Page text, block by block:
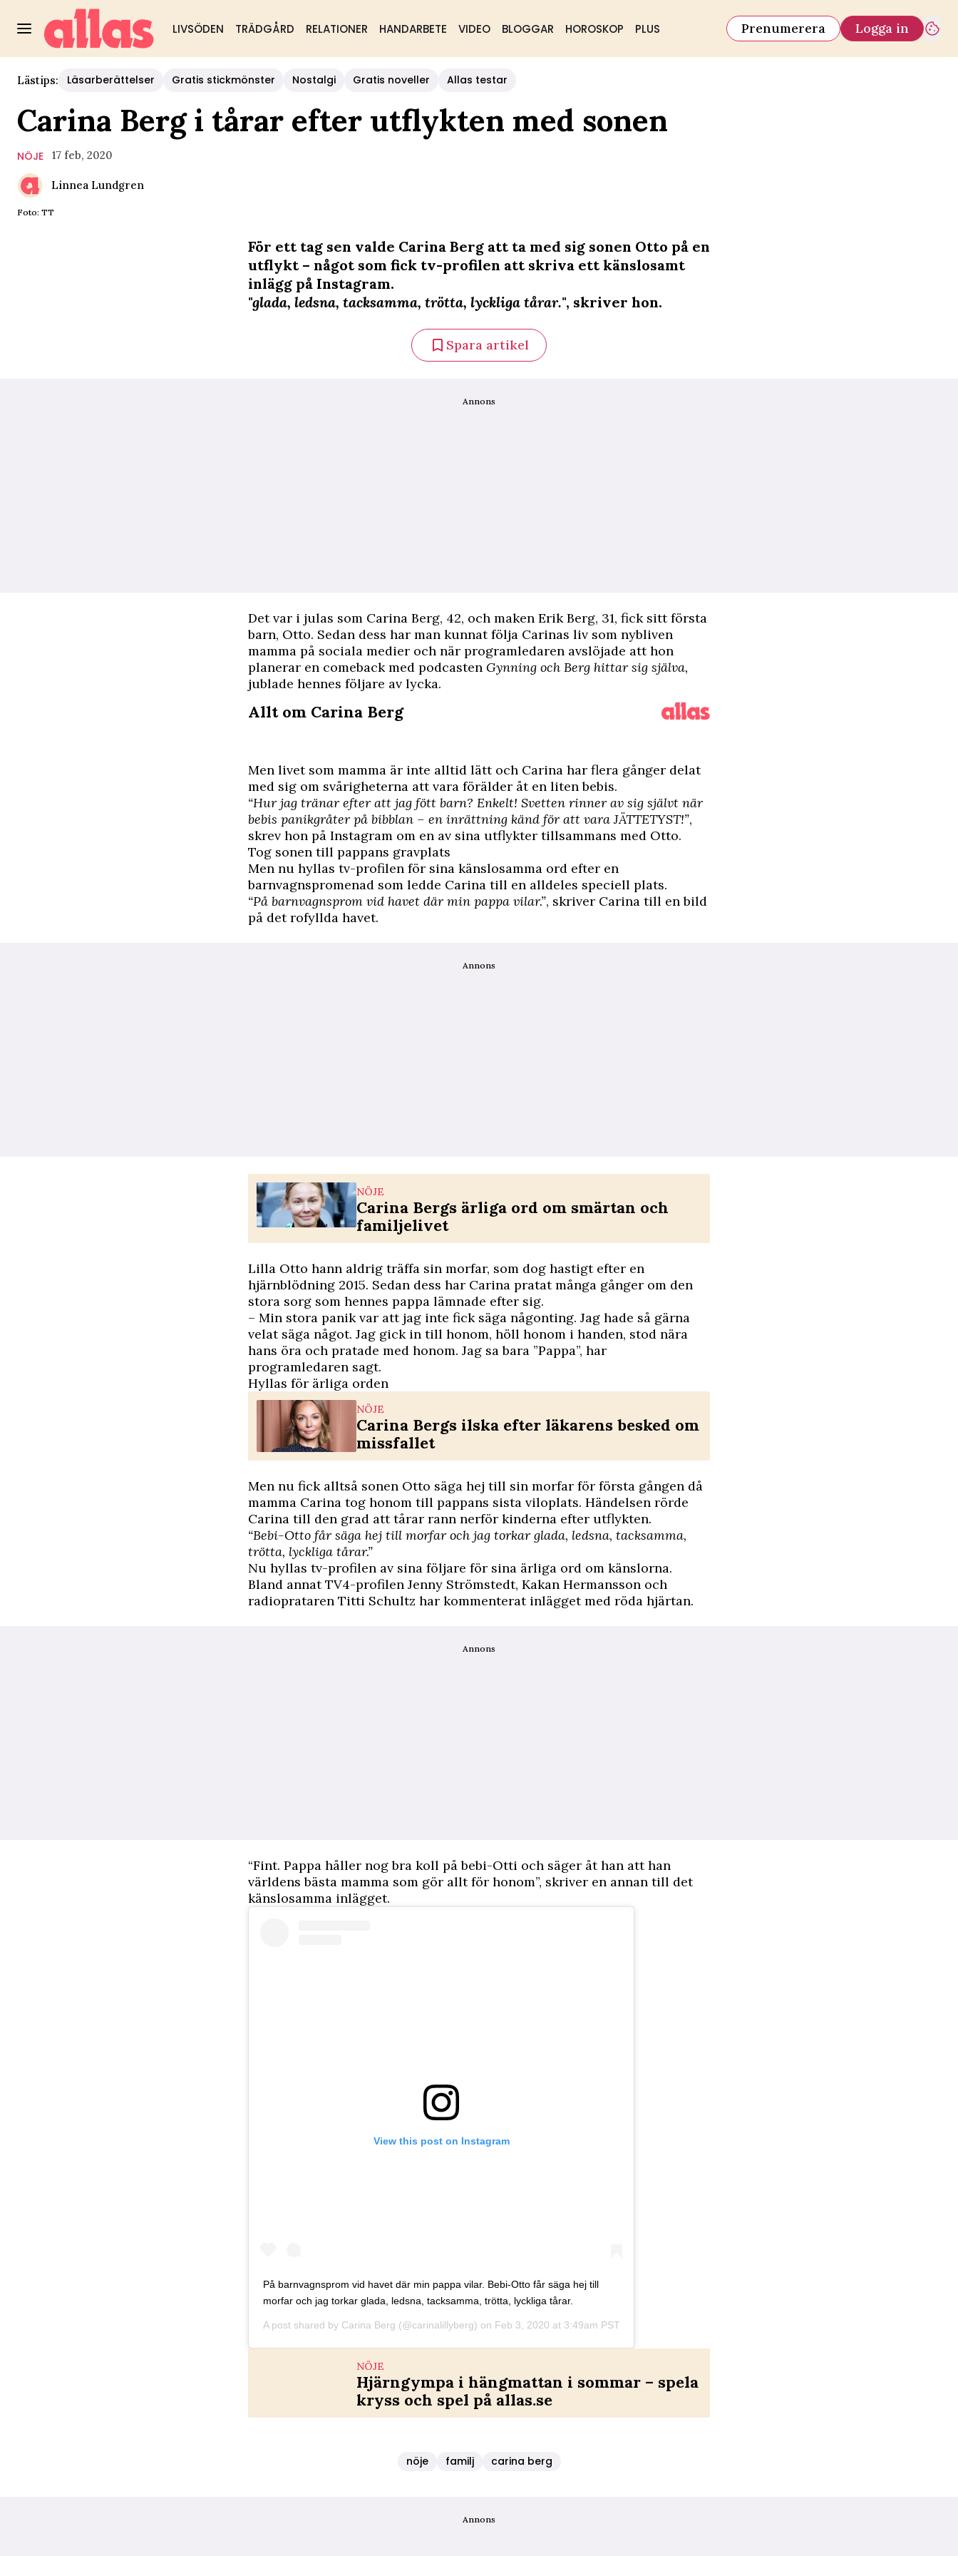
LIVSÖDEN TRÄDGÅRD RELATIONER HANDARBETE VIDEO BLOGGAR HOROSKOP PLUS Prenumerera Logga in
Lästips: Läsarberättelser Gratis stickmönster Nostalgi Gratis noveller Allas testar
Carina Berg i tårar efter utflykten med sonen
NÖJE 17 feb, 2020
Linnea Lundgren
Foto: TT
För ett tag sen valde Carina Berg att ta med sig sonen Otto på en
utflykt – något som fick tv-profilen att skriva ett känslosamt
inlägg på Instagram.
"glada, ledsna, tacksamma, trötta, lyckliga tårar.", skriver hon.
Spara artikel
Annons
Det var i julas som Carina Berg, 42, och maken Erik Berg, 31, fick sitt första
barn, Otto. Sedan dess har man kunnat följa Carinas liv som nybliven
mamma på sociala medier och när programledaren avslöjade att hon
planerar en comeback med podcasten Gynning och Berg hittar sig själva,
jublade hennes följare av lycka.
Allt om Carina Berg
Men livet som mamma är inte alltid lätt och Carina har flera gånger delat
med sig om svårigheterna att vara förälder åt en liten bebis.
“Hur jag tränar efter att jag fött barn? Enkelt! Svetten rinner av sig självt när
bebis panikgråter på bibblan – en inrättning känd för att vara JÄTTETYST!”,
skrev hon på Instagram om en av sina utflykter tillsammans med Otto.
Tog sonen till pappans gravplats
Men nu hyllas tv-profilen för sina känslosamma ord efter en
barnvagnspromenad som ledde Carina till en alldeles speciell plats.
“På barnvagnsprom vid havet där min pappa vilar.”, skriver Carina till en bild
på det rofyllda havet.
Annons
NÖJE
Carina Bergs ärliga ord om smärtan och
familjelivet
Lilla Otto hann aldrig träffa sin morfar, som dog hastigt efter en
hjärnblödning 2015. Sedan dess har Carina pratat många gånger om den
stora sorg som hennes pappa lämnade efter sig.
– Min stora panik var att jag inte fick säga någonting. Jag hade så gärna
velat säga något. Jag gick in till honom, höll honom i handen, stod nära
hans öra och pratade med honom. Jag sa bara ”Pappa”, har
programledaren sagt.
Hyllas för ärliga orden
NÖJE
Carina Bergs ilska efter läkarens besked om
missfallet
Men nu fick alltså sonen Otto säga hej till sin morfar för första gången då
mamma Carina tog honom till pappans sista viloplats. Händelsen rörde
Carina till den grad att tårar rann nerför kinderna efter utflykten.
“Bebi-Otto får säga hej till morfar och jag torkar glada, ledsna, tacksamma,
trötta, lyckliga tårar.”
Nu hyllas tv-profilen av sina följare för sina ärliga ord om känslorna.
Bland annat TV4-profilen Jenny Strömstedt, Kakan Hermansson och
radioprataren Titti Schultz har kommenterat inlägget med röda hjärtan.
Annons
“Fint. Pappa håller nog bra koll på bebi-Otti och säger åt han att han
världens bästa mamma som gör allt för honom”, skriver en annan till det
känslosamma inlägget.
View this post on Instagram
På barnvagnsprom vid havet där min pappa vilar. Bebi-Otto får säga hej till
morfar och jag torkar glada, ledsna, tacksamma, trötta, lyckliga tårar.
A post shared by Carina Berg (@carinalillyberg) on Feb 3, 2020 at 3:49am PST
NÖJE
Hjärngympa i hängmattan i sommar – spela
kryss och spel på allas.se
nöje familj carina berg
Annons